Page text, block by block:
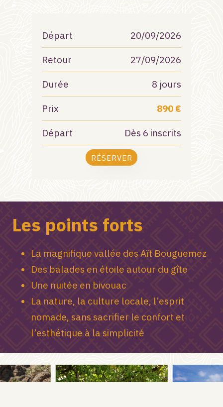
Départ 20/09/2026
Retour 27/09/2026
Durée 8 jours
Prix 890 €
Départ Dès 6 inscrits
RÉSERVER
Les points forts
La magnifique vallée des Aït Bouguemez
Des balades en étoile autour du gîte
Une nuitée en bivouac
La nature, la culture locale, l’esprit
nomade, sans sacrifier le confort et
l’esthétique à la simplicité